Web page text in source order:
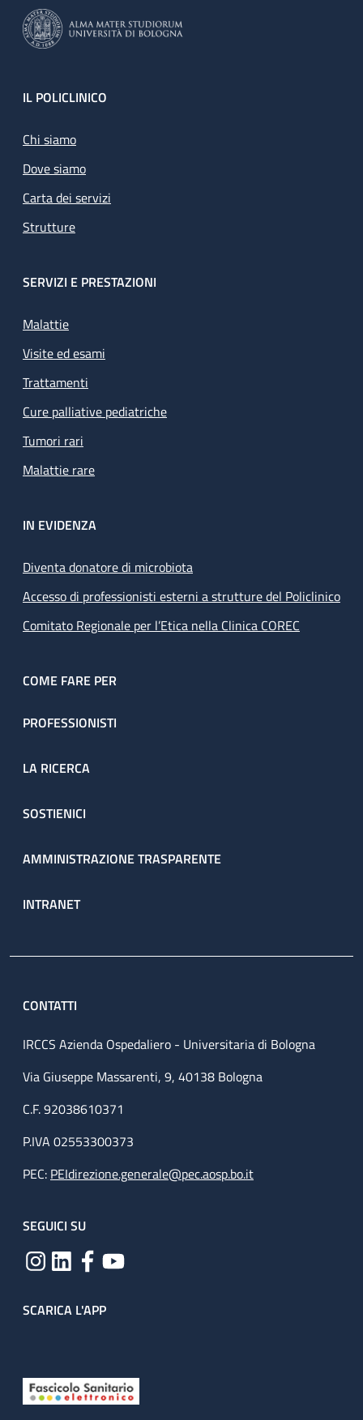
Footer
IL POLICLINICO
Chi siamo
Dove siamo
Carta dei servizi
Strutture
SERVIZI E PRESTAZIONI
Malattie
Visite ed esami
Trattamenti
Cure palliative pediatriche
Tumori rari
Malattie rare
IN EVIDENZA
Diventa donatore di microbiota
Accesso di professionisti esterni a strutture del Policlinico
Comitato Regionale per l’Etica nella Clinica COREC
COME FARE PER
PROFESSIONISTI
LA RICERCA
SOSTIENICI
AMMINISTRAZIONE TRASPARENTE
INTRANET
CONTATTI
IRCCS Azienda Ospedaliero - Universitaria di Bologna
Via Giuseppe Massarenti, 9, 40138 Bologna
C.F. 92038610371
P.IVA 02553300373
PEC: PEIdirezione.generale@pec.aosp.bo.it
SEGUICI SU
SCARICA L'APP